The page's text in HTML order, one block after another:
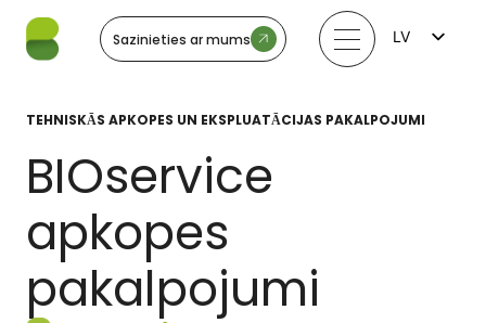
Sazinieties ar mums
LV
EE
TEHNISKĀS APKOPES UN EKSPLUATĀCIJAS PAKALPOJUMI
BIOservice
apkopes
pakalpojumi